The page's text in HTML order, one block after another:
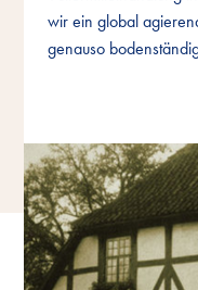
wir ein global
genauso
wir ein global
genauso
wir ein global
genauso